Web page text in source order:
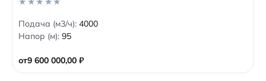
от9 600 000,00 ₽
0
o
u
f
5
Подача (м3/ч): 4000
Напор (м): 95